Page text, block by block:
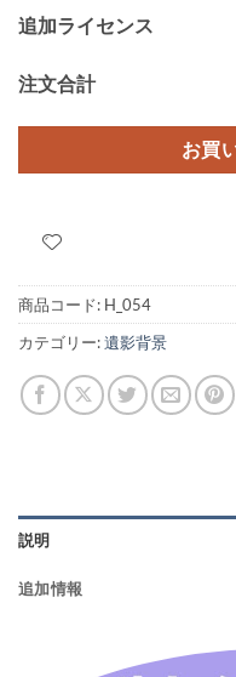
追加ライセンス
注文合計
お買
商品コード: H_054
カテゴリー:遺影背景
説明
追加情報